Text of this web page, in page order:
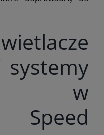
w
Speed